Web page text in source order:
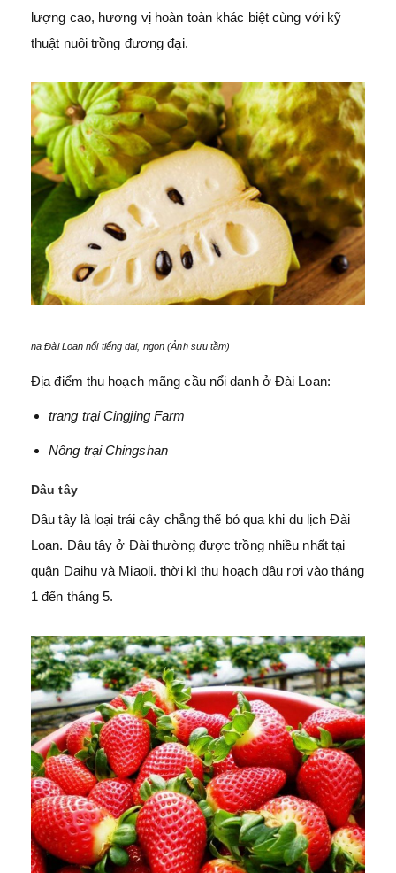
lượng cao, hương vị hoàn toàn khác biệt cùng với kỹ
thuật nuôi trồng đương đại.
na Đài Loan nổi tiếng dai, ngon (Ảnh sưu tầm)
Địa điểm thu hoạch mãng cầu nổi danh ở Đài Loan:
trang trại Cingjing Farm
Nông trại Chingshan
Dâu tây
Dâu tây là loại trái cây chẳng thể bỏ qua khi du lịch Đài
Loan. Dâu tây ở Đài thường được trồng nhiều nhất tại
quận Daihu và Miaoli. thời kì thu hoạch dâu rơi vào tháng
1 đến tháng 5.